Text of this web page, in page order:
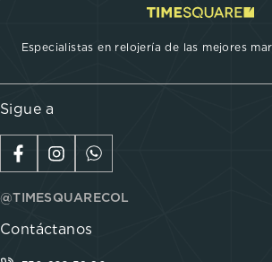
Especialistas en relojería de las mejores
Sigue a
@TIMESQUARECOL
Contáctanos